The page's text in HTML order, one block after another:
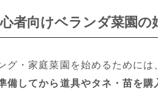
者向けベランダ菜園の
グ・家庭菜園を始めるために
備してから道具やタネ・苗を購